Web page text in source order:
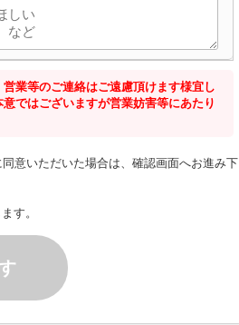
業等のご連絡はご遠慮頂けます様宜し
ではございますが営業妨害等にあたり
意いただいた場合は、確認画面へお進み下
す。